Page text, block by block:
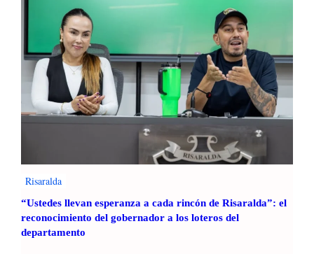
Risaralda
“Ustedes llevan esperanza a cada rincón de Risaralda”: el
reconocimiento del gobernador a los loteros del
departamento